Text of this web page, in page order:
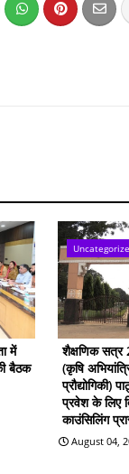
में
बैठक
शैक्षणिक
(कृषि
प्रौद्योगिकी)
प्रवेश के लिए
काउंसिलिंग
August 04,